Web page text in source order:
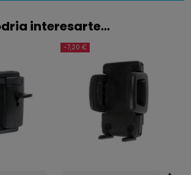
interesarte...
-7,20 €